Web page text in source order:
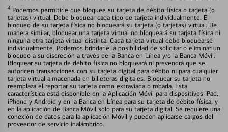
4 Podemos permitirle que bloquee su tarjeta de débito física o tarjeta (o
tarjetas) virtual. Debe bloquear cada tipo de tarjeta individualmente. El
bloqueo de su tarjeta física no bloqueará su tarjeta (o tarjetas) virtual. De
manera similar, bloquear una tarjeta virtual no bloqueará su tarjeta física ni
ninguna otra tarjeta virtual distinta. Cada tarjeta virtual debe bloquearse
individualmente. Podemos brindarle la posibilidad de solicitar o eliminar un
bloqueo a su discreción a través de la Banca en Línea y/o la Banca Móvil.
Bloquear su tarjeta de débito física no bloqueará ni prevendrá que se
autoricen transacciones con su tarjeta digital para débito ni para cualquier
tarjeta virtual almacenada en billeteras digitales. Bloquear su tarjeta no
reemplaza el reportar su tarjeta como extraviada o robada. Esta
característica está disponible en la Aplicación Móvil para dispositivos iPad,
iPhone y Android y en la Banca en Línea para su tarjeta de débito física, y
en la aplicación de Banca Móvil solo para su tarjeta digital. Se requiere una
conexión de datos para la aplicación Móvil y pueden aplicarse cargos del
proveedor de servicio inalámbrico.